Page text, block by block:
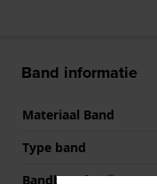
Band informatie
Materiaal Band
Type band
Bandbreedte